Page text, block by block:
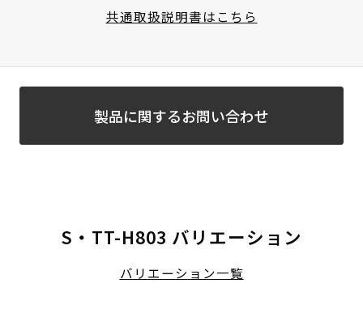
共通取扱説明書はこちら
製品に関するお問い合わせ
S・TT-H803 バリエーション
バリエーション一覧